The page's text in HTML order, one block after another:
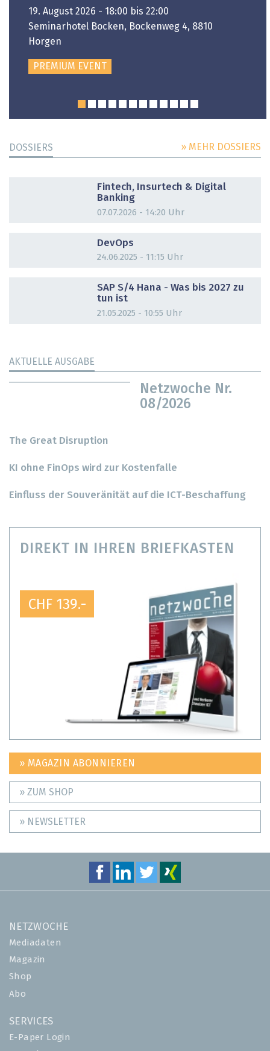
19. August 2026 - 18:00 bis 22:00
Seminarhotel Bocken, Bockenweg 4, 8810
Horgen
PREMIUM EVENT
DOSSIERS » MEHR DOSSIERS
Fintech, Insurtech & Digital
Banking
07.07.2026 - 14:20 Uhr
DevOps
24.06.2025 - 11:15 Uhr
SAP S/4 Hana - Was bis 2027 zu
tun ist
21.05.2025 - 10:55 Uhr
AKTUELLE AUSGABE
Netzwoche Nr.
08/2026
The Great Disruption
KI ohne FinOps wird zur Kostenfalle
Einfluss der Souveränität auf die ICT-Beschaffung
DIREKT IN IHREN BRIEFKASTEN
CHF 139.-
» MAGAZIN ABONNIEREN
» ZUM SHOP
» NEWSLETTER
NETZWOCHE
Mediadaten
Magazin
Shop
Abo
SERVICES
E-Paper Login